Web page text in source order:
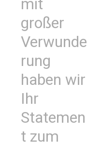
mit
großer
Verwunde
rung
haben wir
Ihr
Statemen
t zum